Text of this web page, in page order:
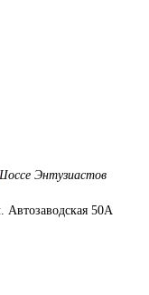
Энтузиастов
50А